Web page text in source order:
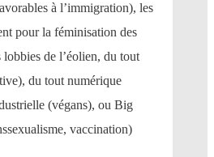
à l’immigration), les
pour la féminisation des
de l’éolien, du tout
du tout numérique
(végans), ou Big
vaccination)